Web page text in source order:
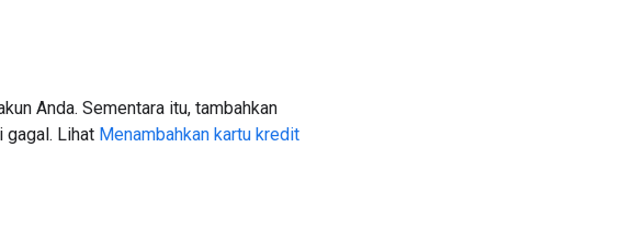
Anda. Sementara itu, tambahkan
gagal. Lihat Menambahkan kartu kredit